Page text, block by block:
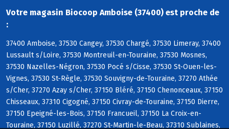
Votre magasin Biocoop Amboise (37400) est proche de
:
37400 Amboise, 37530 Cangey, 37530 Chargé, 37530 Limeray, 37400
Lussault s/Loire, 37530 Montreuil-en-Touraine, 37530 Mosnes,
37530 Nazelles-Négron, 37530 Pocé s/Cisse, 37530 St-Ouen-les-
Vignes, 37530 St-Règle, 37530 Souvigny-de-Touraine, 37270 Athée
s/Cher, 37270 Azay s/Cher, 37150 Bléré, 37150 Chenonceaux, 37150
Chisseaux, 37310 Cigogné, 37150 Civray-de-Touraine, 37150 Dierre,
37150 Epeigné-les-Bois, 37150 Francueil, 37150 La Croix-en-
Touraine, 37150 Luzillé, 37270 St-Martin-le-Beau, 37310 Sublaines,